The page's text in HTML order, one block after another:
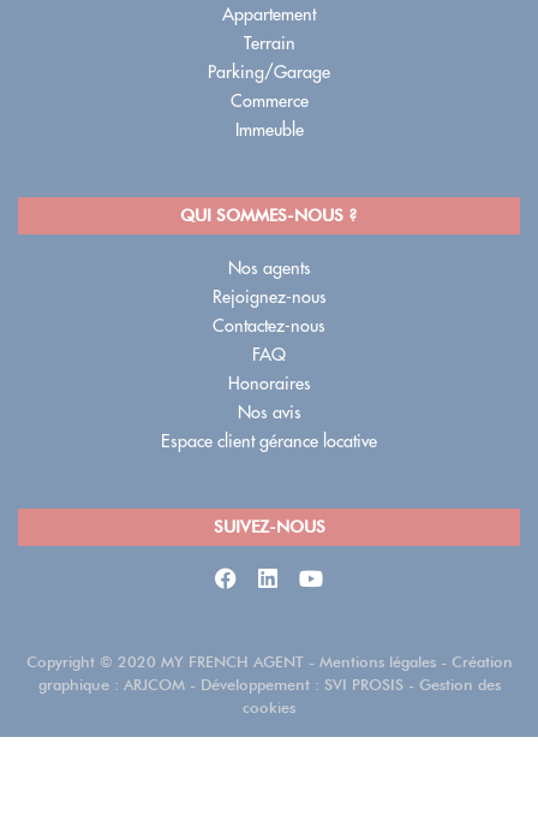
Appartement
Terrain
Parking/Garage
Commerce
Immeuble
QUI SOMMES-NOUS ?
Nos agents
Rejoignez-nous
Contactez-nous
FAQ
Honoraires
Nos avis
Espace client gérance locative
SUIVEZ-NOUS
Copyright © 2020 MY FRENCH AGENT - Mentions légales - Création
graphique : ARJCOM - Développement : SVI PROSIS - Gestion des
cookies